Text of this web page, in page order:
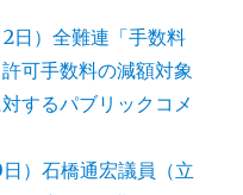
日）全難連「手数料
可手数料の減額対象
するパブリックコメ
）石橋通宏議員（立